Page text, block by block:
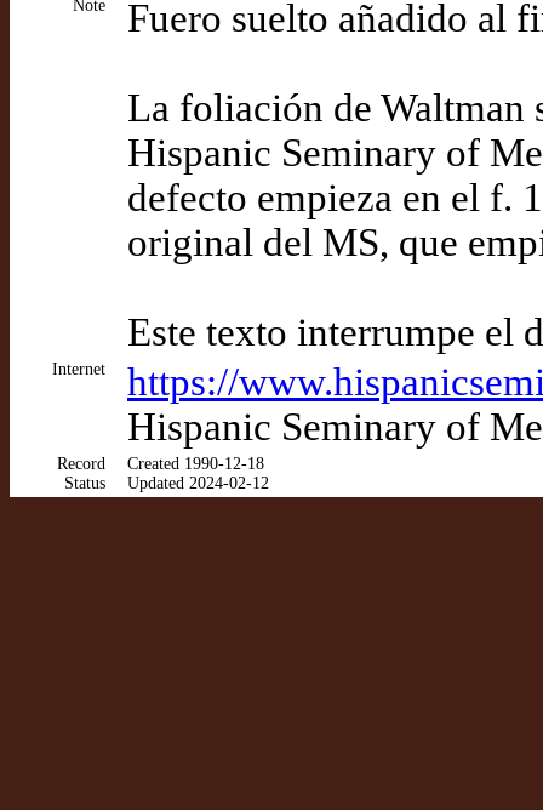
Note Fuero suelto añadido al
La foliación de Waltman
Hispanic Seminary of
defecto empieza en el f.
original del MS, que
Este texto interrumpe el
Internet
https://
Hispanic Seminary of
Record
Status
Created 1990-12-18
Updated 2024-02-12